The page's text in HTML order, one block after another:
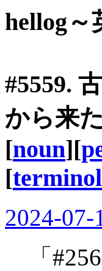
hellog～
#5559.
から来
[noun][
[
2024-07-
「